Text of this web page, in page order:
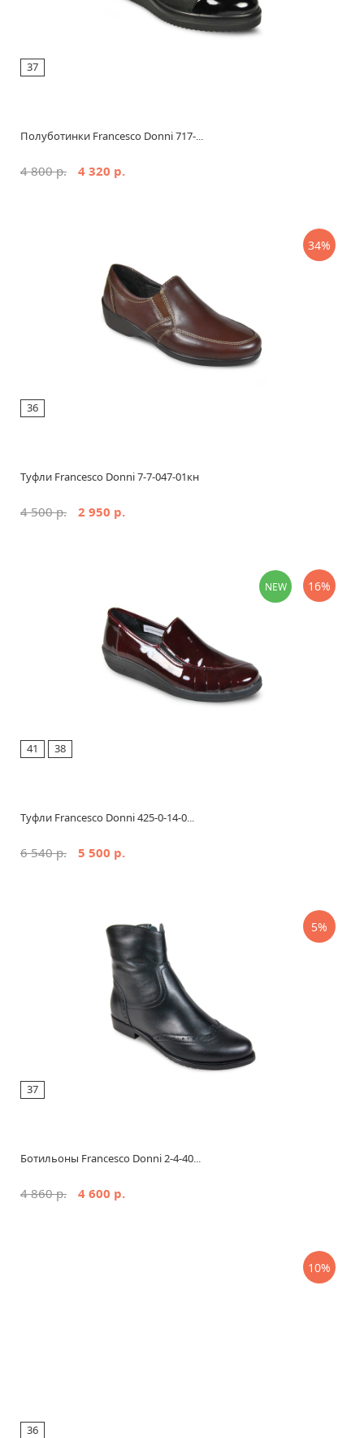
37
Полуботинки Francesco Donni 717-...
4 800 р. 4 320 р.
36
Туфли Francesco Donni 7-7-047-01кн
4 500 р. 2 950 р.
34%
41 38
Туфли Francesco Donni 425-0-14-0...
6 540 р. 5 500 р.
NEW 16%
37
Ботильоны Francesco Donni 2-4-40...
4 860 р. 4 600 р.
5%
36
10%